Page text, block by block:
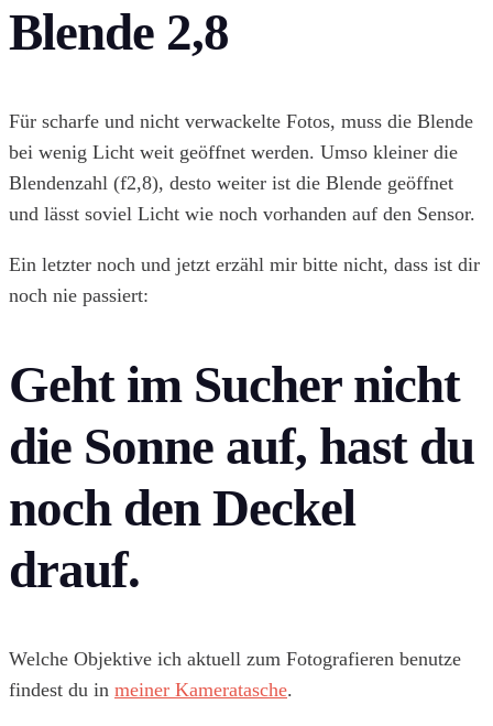
Blende 2,8
Für scharfe und nicht verwackelte Fotos, muss die Blende
bei wenig Licht weit geöffnet werden. Umso kleiner die
Blendenzahl (f2,8), desto weiter ist die Blende geöffnet
und lässt soviel Licht wie noch vorhanden auf den Sensor.
Ein letzter noch und jetzt erzähl mir bitte nicht, dass ist dir
noch nie passiert:
Geht im Sucher nicht
die Sonne auf, hast du
noch den Deckel
drauf.
Welche Objektive ich aktuell zum Fotografieren benutze
findest du in meiner Kameratasche.